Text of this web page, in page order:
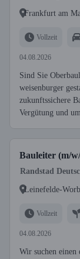
Frankfurt am
Vollzeit
04.08.2026
Sind Sie
weisenburger
zukunftssichere
Vergütung und
Bauleiter (m/
Randstad
Leinefelde-
Vollzeit
04.08.2026
Wir suchen